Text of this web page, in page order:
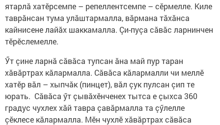
ятарлă хатӗрсемпе – репеллентсемпе – сӗрмелле. Киле
таврăнсан тума улăштармалла, вăрмана тăхăнса
кайнисене лайăх шаккамалла. Çи-пуçа сăвăс ларнинчен
тĕрĕслемелле.
Ӳт çине ларнă сăвăса тупсан ăна май пур таран
хăвăртрах кăлармалла. Сăвăса кăлармалли чи меллӗ
хатӗр вăл – хыпчăк (пинцет), вăл çук пулсан çип те
юрать. Сăвăса ӳт çывăхӗнченех тытса е çыхса 360
градус чухлех хăй тавра çавăрмалла та çӳлелле
çӗклесе кăлармалла. Мӗн чухлӗ хăвăртрах сăвăса